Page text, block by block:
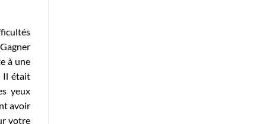
à une
Il était
yeux
avoir
votre